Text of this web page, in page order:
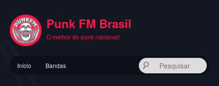
conteúdo
principal
Punk FM Brasil
O melhor do punk nacional!
principal
Início Bandas